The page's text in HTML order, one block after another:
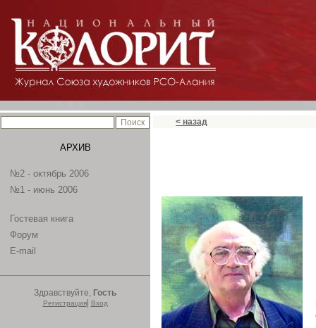
АРХИВ
№2 - октябрь 2006
№1 - июнь 2006
Гостевая книга
Форум
E-mail
Здравствуйте, Гость
Регистрация| Вход
< назад